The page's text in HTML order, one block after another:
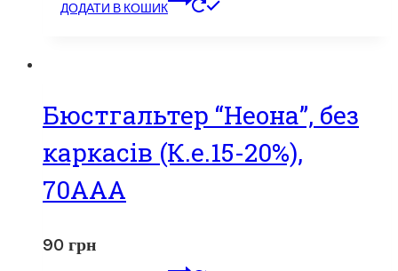
ДОДАТИ В КОШИК
Бюстгальтер “Неона”, без
каркасів (К.е.15-20%),
70ААА
90 грн